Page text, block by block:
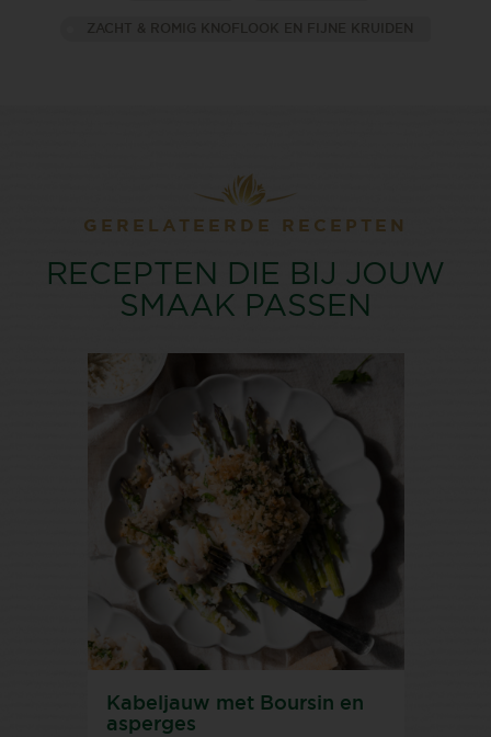
ZACHT & ROMIG KNOFLOOK EN FIJNE KRUIDEN
GERELATEERDE RECEPTEN
RECEPTEN DIE BIJ JOUW
SMAAK PASSEN
Kabeljauw met Boursin en
asperges